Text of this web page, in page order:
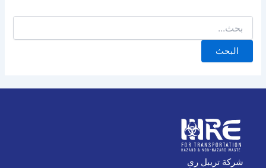
شركة تريبل ري